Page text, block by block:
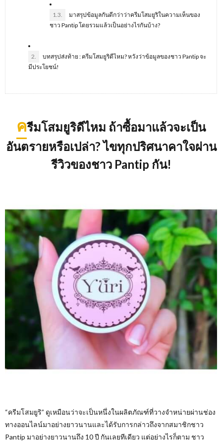
1.3.
มาสรุปข้อมูลกันดีกว่าว่าครีมโสมยูริในความเห็นของ
ชาว Pantip โดยรวมแล้วเป็นอย่างไรกันบ้าง?
2.
บทสรุปส่งท้าย : ครีมโสมยูริดีไหม? หวังว่าข้อมูลของชาว Pantip จะ
มีประโยชน์!
ครีมโสมยูริดีไหม ถ้าซื้อมาแล้วจะเป็น
อันตรายหรือเปล่า? ไขทุกปริศนาคาใจผ่าน
รีวิวของชาว Pantip กัน!
“ครีมโสมยูริ” ดูเหมือนว่าจะเป็นหนึ่งในผลิตภัณฑ์ที่วางจำหน่ายผ่านช่อง
ทางออนไลน์มาอย่างยาวนานและได้รับการกล่าวถึงจากสมาชิกชาว
Pantip มาอย่างยาวนานถึง 10 ปี กันเลยทีเดียว แต่อย่างไรก็ตาม ชาว